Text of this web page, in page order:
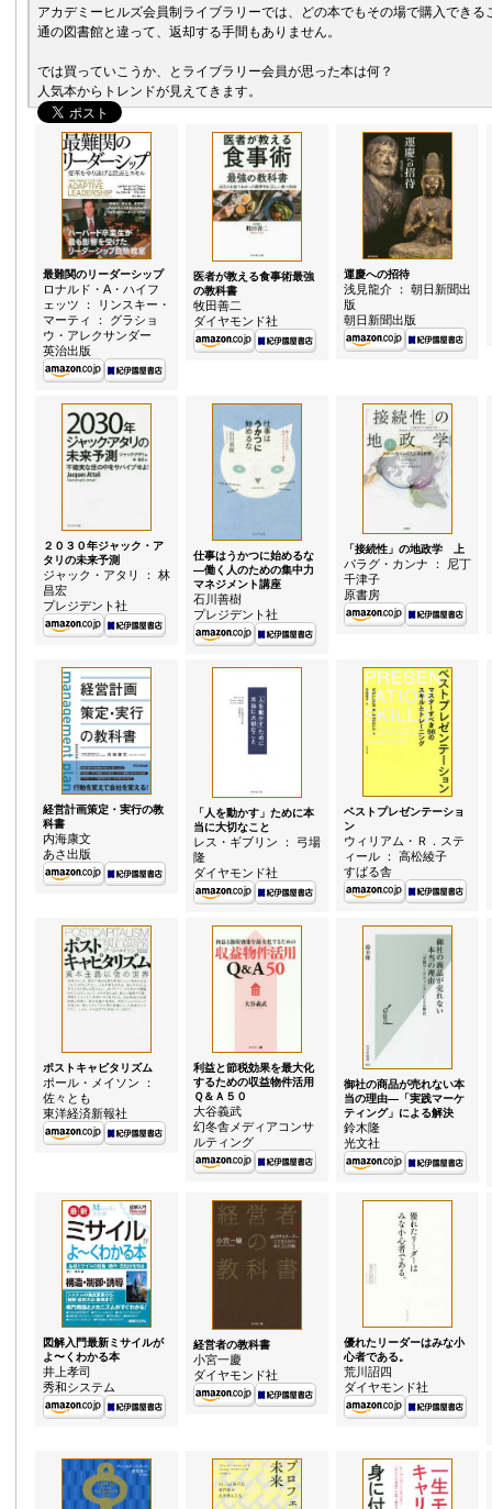
アカデミーヒルズ会員制ライブラリーでは、どの本でもその場で購入できる
通の図書館と違って、返却する手間もありません。
では買っていこうか、とライブラリー会員が思った本は何？
人気本からトレンドが見えてきます。
最難関のリーダーシップ
ロナルド・A・ハイフ
ェッツ ： リンスキー・
マーティ ： グラショ
ウ・アレクサンダー
英治出版
医者が教える食事術最強
の教科書
牧田善二
ダイヤモンド社
運慶への招待
浅見龍介 ： 朝日新聞出
版
朝日新聞出版
２０３０年ジャック・ア
タリの未来予測
ジャック・アタリ ： 林
昌宏
プレジデント社
仕事はうかつに始めるな
—働く人のための集中力
マネジメント講座
石川善樹
プレジデント社
「接続性」の地政学 上
パラグ・カンナ ： 尼丁
千津子
原書房
経営計画策定・実行の教
科書
内海康文
あさ出版
「人を動かす」ために本
当に大切なこと
レス・ギブリン ： 弓場
隆
ダイヤモンド社
ベストプレゼンテーショ
ン
ウィリアム・Ｒ．ステ
ィール ： 高松綾子
すばる舎
ポストキャピタリズム
ポール・メイソン ：
佐々とも
東洋経済新報社
利益と節税効果を最大化
するための収益物件活用
Ｑ＆Ａ５０
大谷義武
幻冬舎メディアコンサ
ルティング
御社の商品が売れない本
当の理由—「実践マーケ
ティング」による解決
鈴木隆
光文社
図解入門最新ミサイルが
よ〜くわかる本
井上孝司
秀和システム
経営者の教科書
小宮一慶
ダイヤモンド社
優れたリーダーはみな小
心者である。
荒川詔四
ダイヤモンド社